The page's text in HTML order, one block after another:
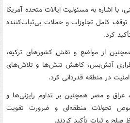
با اشاره به مسئولیت ایالات متحده آمریکا
توقف کامل تجاوزات و حملات بی‌ثبات‌کننده
کرد.
از مواضع و نقش کشورهای ترکیه،
آتش‌بس، کاهش تنش‌ها و تلاش‌های
در منطقه قدردانی کرد.
عراق و مصر همچنین بر تداوم رایزنی‌ها و
تحولات منطقه‌ای و ضرورت تقویت
صلح و ثبات تأکید کردند.